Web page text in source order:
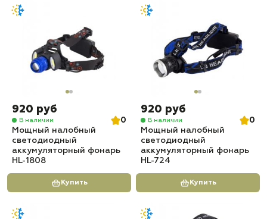
920 руб
В наличии
0
Мощный налобный
светодиодный
аккумуляторный фонарь
HL-1808
Купить
920 руб
В наличии
0
Мощный налобный
светодиодный
аккумуляторный фонарь
HL-724
Купить